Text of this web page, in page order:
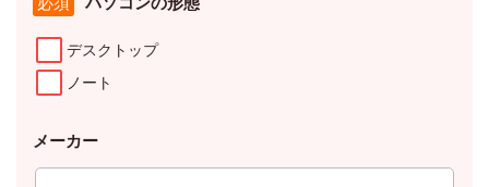
デスクトップ
ノート
メーカー